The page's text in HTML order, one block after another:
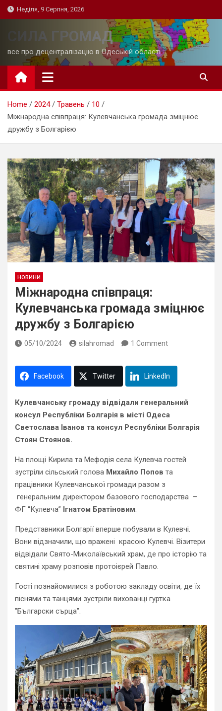
Skip
to
Неділя, 9 Серпня, 2026
СИЛА ГРОМАД
все про децентралізацію в Одеській області
Home 2024 Травень
10
Міжнародна співпраця: Кулевчанська громада зміцнює
дружбу з Болгарією
НОВИНИ
Міжнародна співпраця:
Кулевчанська громада зміцнює
дружбу з Болгарією
05/10/2024 silahromad 1 Comment
Facebook Twitter LinkedIn
Кулевчанську громаду відвідали генеральний
консул Республіки Болгарія в місті Одеса
Светослава Іванов та консул Республіки Болгарія
Стоян Стоянов.
На площі Кирила та Мефодія села Кулевча гостей
зустріли сільський голова Михайло Попов та
працівники Кулевчанської громади разом з
генеральним директором базового господарства –
ФГ “Кулевча” Ігнатом Братіновим.
Представники Болгарії вперше побували в Кулевчі.
Вони відзначили, що вражені красою Кулевчі. Візитери
відвідали Свято-Миколаївський храм, де про історію та
святині храму розповів протоієрей Павло.
Гості познайомилися з роботою закладу освіти, де їх
піснями та танцями зустріли вихованці гуртка
”Български сърца”.